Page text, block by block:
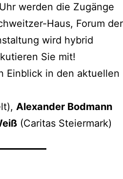
werden die Zugänge
Haus, Forum der
wird hybrid
Sie mit!
Einblick in den aktuellen
Alexander Bodmann
(Caritas Steiermark)